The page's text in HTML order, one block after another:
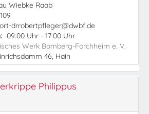
Wiebke Raab
drrobertpfleger@dwbf.de
09:00 Uhr - 17:00 Uhr
Werk Bamberg-Forchheim e. V.
46, Hain
Philippus